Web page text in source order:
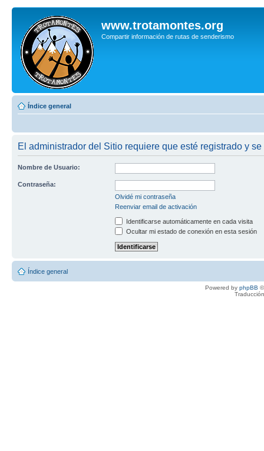
www.trotamontes.org
Compartir información de rutas de senderismo
Índice general
El administrador del Sitio requiere que esté registrado y
Nombre de Usuario:
Contraseña:
Olvidé mi contraseña
Reenviar email de activación
Identificarse automáticamente en cada visita
Ocultar mi estado de conexión en esta sesión
Índice general
Powered by phpBB